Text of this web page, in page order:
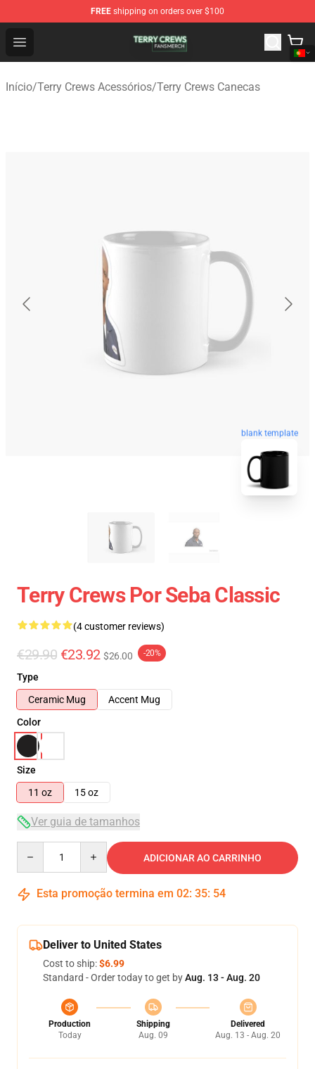
FREE shipping on orders over $100
Open menu
Terry Crews Shop - Official Terry Crews Merchandise
Início/Terry Crews Acessórios/Terry Crews Canecas
blank template
Terry Crews Por Seba Classic
(4 customer reviews)
€29.90 €23.92 $26.00 -20%
Type
Ceramic Mug
Accent Mug
Color
Size
11 oz
15 oz
Ver guia de tamanhos
ADICIONAR AO CARRINHO
Esta promoção termina em 02: 35: 53
Deliver to United States
Cost to ship:$6.99
Standard - Order today to get byAug. 13 - Aug. 20
Production
Today
Shipping
Aug. 09
Delivered
Aug. 13 - Aug. 20